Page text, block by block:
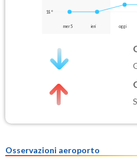
18°
mer 5 ieri oggi
Osservazioni aeroporto